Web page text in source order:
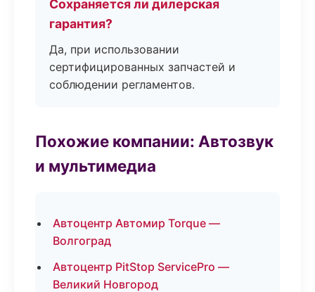
Сохраняется ли дилерская
гарантия?
Да, при использовании
сертифицированных запчастей и
соблюдении регламентов.
Похожие компании: Автозвук
и мультимедиа
Автоцентр Автомир Torque —
Волгоград
Автоцентр PitStop ServicePro —
Великий Новгород